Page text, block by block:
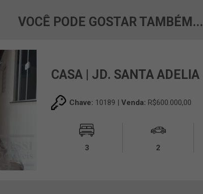
VOCÊ PODE GOSTAR TAMBÉM...
CASA | JD. SANTA ADELIA
Chave: 10189 |Venda: R$600.000,00
3 2